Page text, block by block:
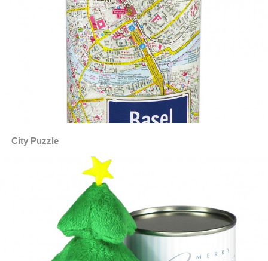
City Puzzle